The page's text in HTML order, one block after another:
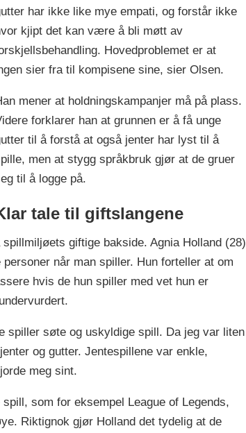
har ikke like mye empati, og forstår ikke
kjipt det kan være å bli møtt av
Hovedproblemet er at
sier fra til kompisene sine, sier Olsen.
mener at holdningskampanjer må på plass.
forklarer han at grunnen er å få unge
til å forstå at også jenter har lyst til å
men at stygg språkbruk gjør at de gruer
til å logge på.
tale til giftslangene
giftige bakside. Agnia Holland (28)
når man spiller. Hun forteller at om
hvis de hun spiller med vet hun er
søte og uskyldige spill. Da jeg var liten
og gutter. Jentespillene var enkle,
meg sint.
som for eksempel League of Legends,
Riktignok gjør Holland det tydelig at de